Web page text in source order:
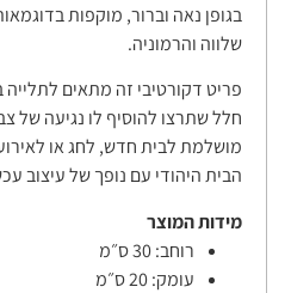
בגופן נאה וברור, מוקפות
שלווה והרמוניה.
פריט דקורטיבי זה מתאים לתלייה
חלל שתרצו להוסיף לו נגיעה של
מושלמת לבית חדש, לחג או
הבית היהודי עם נופך של עיצוב
מידות המוצר
רוחב:30 ס״מ
עומק:20 ס״מ